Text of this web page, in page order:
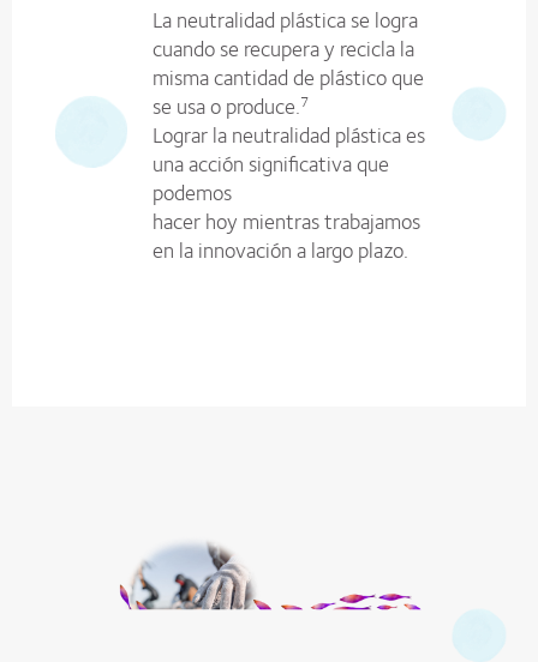
La neutralidad plástica se logra
cuando se recupera y recicla la
misma cantidad de plástico que
se usa o produce.7
Lograr la neutralidad plástica es
una acción significativa que
podemos
hacer hoy mientras trabajamos
en la innovación a largo plazo.